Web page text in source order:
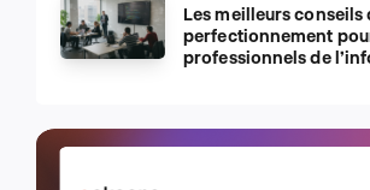
Les meilleurs conseils
perfectionnement
professionnels de